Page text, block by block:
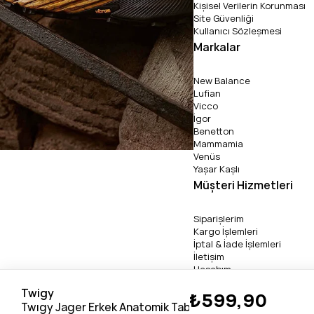
Kişisel Verilerin Korunması
Site Güvenliği
Kullanıcı Sözleşmesi
Markalar
New Balance
Lufian
Vicco
İgor
Benetton
Mammamia
Venüs
Yaşar Kaşlı
Müşteri Hizmetleri
Siparişlerim
Kargo İşlemleri
İptal & İade İşlemleri
İletişim
Hesabım
Copyright 2026 ©
Twigy
Twıgy Jager Erkek Anatomik Taban Günlük Terlik (40-45)
₺599,90